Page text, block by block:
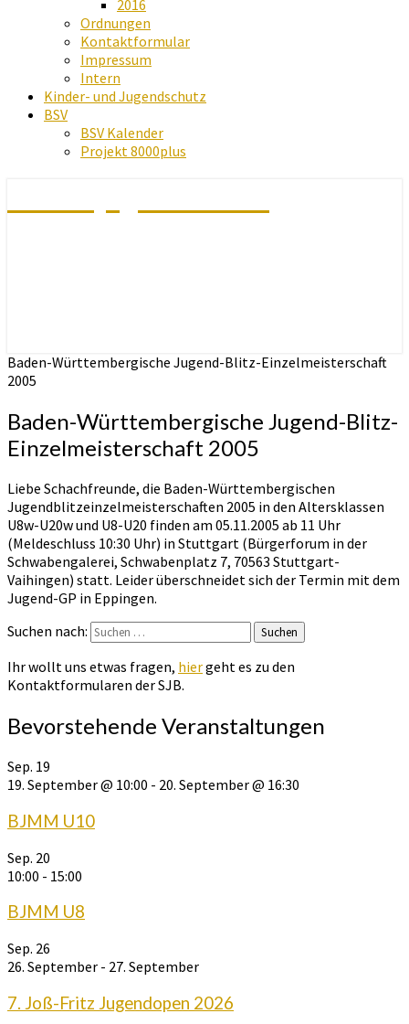
2016
Ordnungen
Kontaktformular
Impressum
Intern
Kinder- und Jugendschutz
BSV
BSV Kalender
Projekt 8000plus
Baden-Württembergische Jugend-Blitz-Einzelmeisterschaft
2005
Baden-Württembergische Jugend-Blitz-
Einzelmeisterschaft 2005
Liebe Schachfreunde, die Baden-Württembergischen
Jugendblitzeinzelmeisterschaften 2005 in den Altersklassen
U8w-U20w und U8-U20 finden am 05.11.2005 ab 11 Uhr
(Meldeschluss 10:30 Uhr) in Stuttgart (Bürgerforum in der
Schwabengalerei, Schwabenplatz 7, 70563 Stuttgart-
Vaihingen) statt. Leider überschneidet sich der Termin mit dem
Jugend-GP in Eppingen.
Suchen nach:
Suchen
Ihr wollt uns etwas fragen, hiergeht es zu den
Kontaktformularen der SJB.
Bevorstehende Veranstaltungen
Sep. 19
19. September @ 10:00 - 20. September @ 16:30
BJMM U10
Sep. 20
10:00 - 15:00
BJMM U8
Sep. 26
26. September - 27. September
7. Joß-Fritz Jugendopen 2026